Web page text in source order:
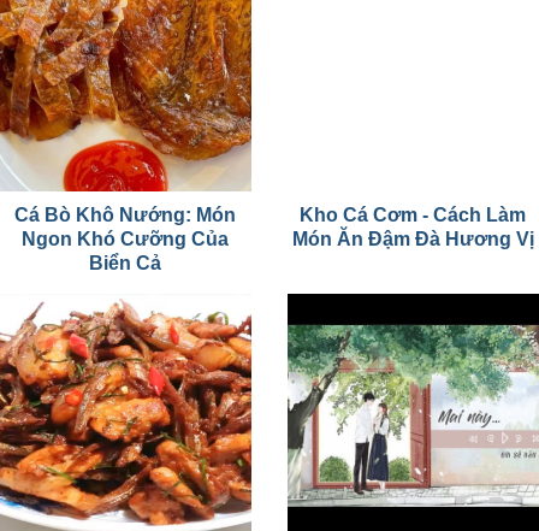
Cá Bò Khô Nướng: Món
Ngon Khó Cưỡng Của
Biển Cả
Kho Cá Cơm - Cách Làm
Món Ăn Đậm Đà Hương Vị